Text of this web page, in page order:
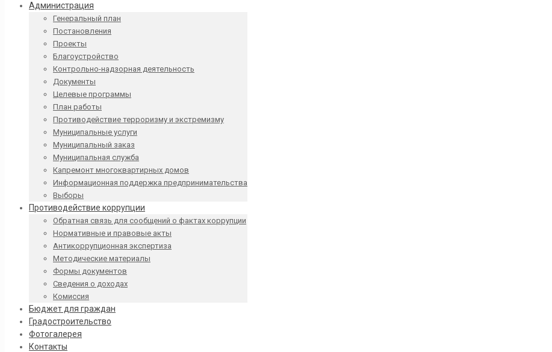
Администрация
Генеральный план
Постановления
Проекты
Благоустройство
Контрольно-надзорная деятельность
Документы
Целевые программы
План работы
Противодействие терроризму и экстремизму
Муниципальные услуги
Муниципальный заказ
Муниципальная служба
Капремонт многоквартирных домов
Информационная поддержка предпринимательства
Выборы
Противодействие коррупции
Обратная связь для сообщений о фактах коррупции
Нормативные и правовые акты
Антикоррупционная экспертиза
Методические материалы
Формы документов
Сведения о доходах
Комиссия
Бюджет для граждан
Градостроительство
Фотогалерея
Контакты